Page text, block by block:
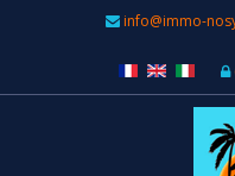
info@immo-